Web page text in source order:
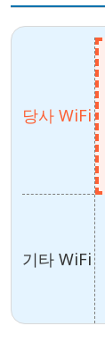
당사 WiFi
기타 WiFi